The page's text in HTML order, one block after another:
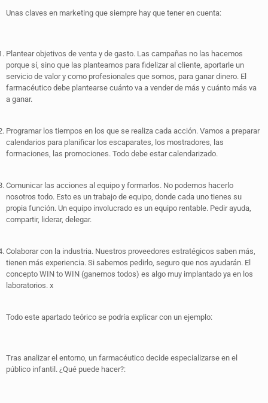
Unas claves en marketing que siempre hay que tener en cuenta:
Plantear objetivos de venta y de gasto. Las campañas no las hacemos
porque sí, sino que las planteamos para fidelizar al cliente, aportarle un
servicio de valor y como profesionales que somos, para ganar dinero. El
farmacéutico debe plantearse cuánto va a vender de más y cuánto más va
a ganar.
Programar los tiempos en los que se realiza cada acción. Vamos a preparar
calendarios para planificar los escaparates, los mostradores, las
formaciones, las promociones. Todo debe estar calendarizado.
Comunicar las acciones al equipo y formarlos. No podemos hacerlo
nosotros todo. Esto es un trabajo de equipo, donde cada uno tienes su
propia función. Un equipo involucrado es un equipo rentable. Pedir ayuda,
compartir, liderar, delegar.
Colaborar con la industria. Nuestros proveedores estratégicos saben más,
tienen más experiencia. Si sabemos pedirlo, seguro que nos ayudarán. El
concepto WIN to WIN (ganemos todos) es algo muy implantado ya en los
laboratorios. x
Todo este apartado teórico se podría explicar con un ejemplo:
Tras analizar el entorno, un farmacéutico decide especializarse en el
público infantil. ¿Qué puede hacer?: